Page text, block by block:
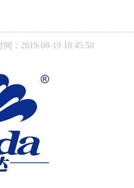
间：2019-08-19 10:45:50